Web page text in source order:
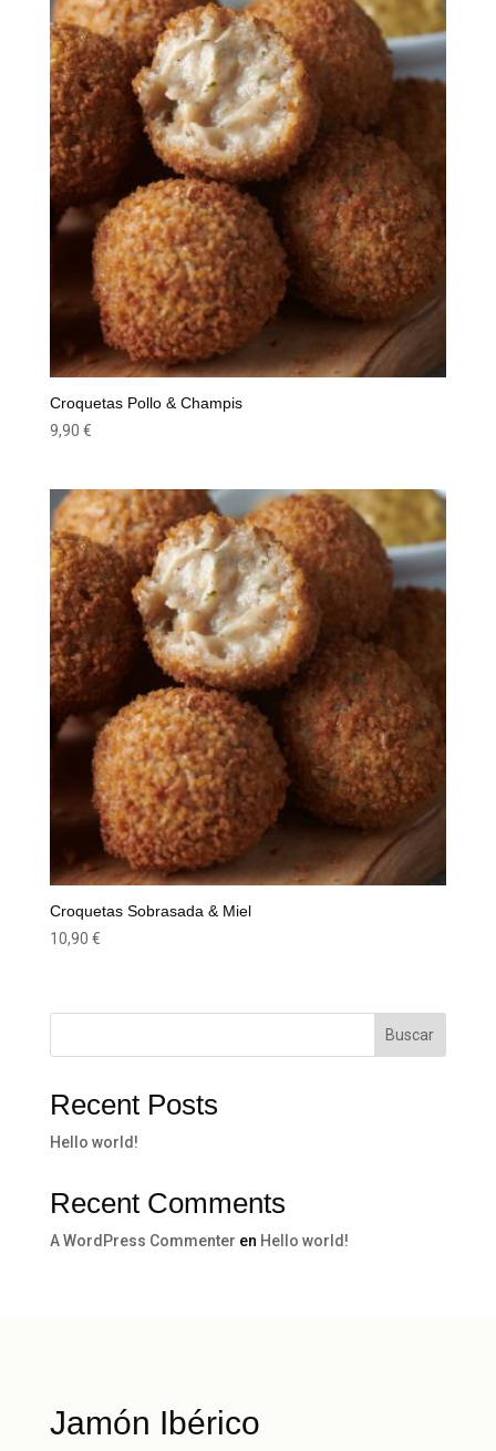
Croquetas Pollo & Champis
9,90 €
Croquetas Sobrasada & Miel
10,90 €
Buscar
Recent Posts
Hello world!
Recent Comments
A WordPress Commenter en Hello world!
Jamón Ibérico